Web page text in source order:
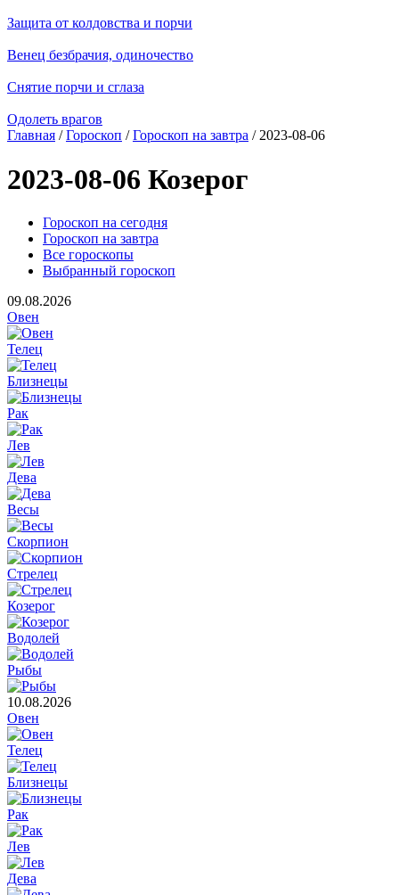
Защита от колдовства и порчи
Венец безбрачия, одиночество
Снятие порчи и сглаза
Одолеть врагов
Главная /Гороскоп /Гороскоп на завтра / 2023-08-06
2023-08-06 Козерог
Гороскоп на сегодня
Гороскоп на завтра
Все гороскопы
Выбранный гороскоп
09.08.2026
Овен
Телец
Близнецы
Рак
Лев
Дева
Весы
Скорпион
Стрелец
Козерог
Водолей
Рыбы
10.08.2026
Овен
Телец
Близнецы
Рак
Лев
Дева